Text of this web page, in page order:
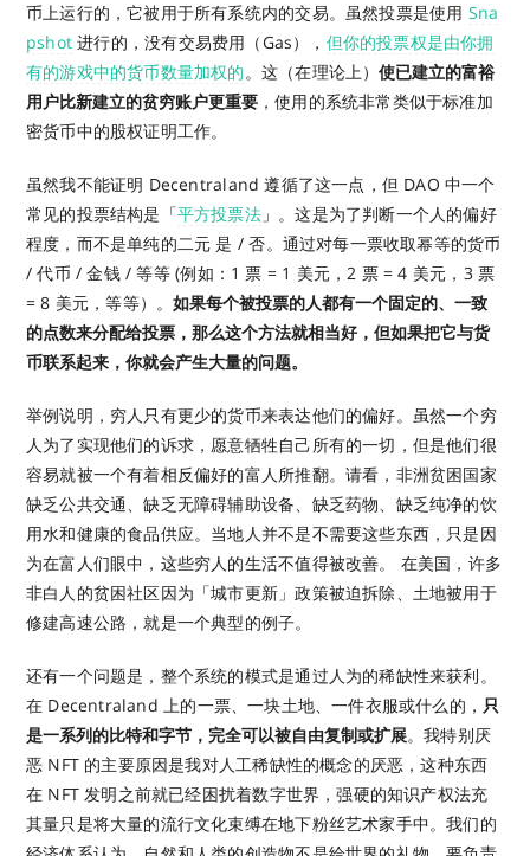
币上运行的，它被用于所有系统内的交易。虽然投票是使用 Sna
pshot 进行的，没有交易费用（Gas）， 但你的投票权是由你拥
有的游戏中的货币数量加权的。这（在理论上）使已建立的富裕
用户比新建立的贫穷账户更重要 ，使用的系统非常类似于标准加
密货币中的股权证明工作。
虽然我不能证明 Decentraland 遵循了这一点，但 DAO 中一个
常见的投票结构是「平方投票法」。这是为了判断一个人的偏好
程度，而不是单纯的二元 是 / 否。通过对每一票收取幂等的货币
/ 代币 / 金钱 / 等等 (例如：1 票 = 1 美元，2 票 = 4 美元，3 票
= 8 美元，等等）。如果每个被投票的人都有一个固定的、一致
的点数来分配给投票，那么这个方法就相当好，但如果把它与货
币联系起来，你就会产生大量的问题。
举例说明，穷人只有更少的货币来表达他们的偏好。虽然一个穷
人为了实现他们的诉求，愿意牺牲自己所有的一切，但是他们很
容易就被一个有着相反偏好的富人所推翻。请看，非洲贫困国家
缺乏公共交通、缺乏无障碍辅助设备、缺乏药物、缺乏纯净的饮
用水和健康的食品供应。当地人并不是不需要这些东西，只是因
为在富人们眼中，这些穷人的生活不值得被改善。 在美国，许多
非白人的贫困社区因为「城市更新」政策被迫拆除、土地被用于
修建高速公路，就是一个典型的例子。
还有一个问题是，整个系统的模式是通过人为的稀缺性来获利。
在 Decentraland 上的一票、一块土地、一件衣服或什么的， 只
是一系列的比特和字节，完全可以被自由复制或扩展。我特别厌
恶 NFT 的主要原因是我对人工稀缺性的概念的厌恶，这种东西
在 NFT 发明之前就已经困扰着数字世界，强硬的知识产权法充
其量只是将大量的流行文化束缚在地下粉丝艺术家手中。我们的